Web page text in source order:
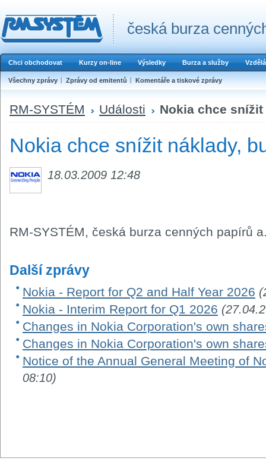
česká burza
Chci obchodovat Kurzy on-line Výsledky Burza a služby
Všechny zprávy Zprávy od emitentů Komentáře a tiskové zprávy
RM-SYSTÉM Události Nokia chce
Nokia chce snížit náklady,
18.03.2009 12:48
RM-SYSTÉM, česká burza cenných papírů
Další zprávy
Nokia - Report for Q2 and Half Year 2026
Nokia - Interim Report for Q1 2026
Changes in Nokia Corporation's own
Changes in Nokia Corporation's own
Notice of the Annual General Meeting of
08:10)